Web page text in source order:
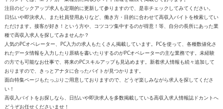
注目のピックアップ求人も定期的に更新して参りますので、是非チェックしてみてください。
日払いや即決求人、また社員登用ありなど、働き方・目的に合わせて高収入バイトを検索してい
ただけます。接客が好き！という方や、コツコツ集中するのが得意！等、自分の長所にあった業
種で高収入求人を探してみませんか？
人気のPCオペレーター、PC入力の求人もたくさん掲載しています。PCを使って、各種数値化さ
れたデータ情報を入力したり原稿を書いたりするのがPCオペレーターの主な業務です。未経験
の方でも可能なお仕事で、将来のPCスキルアップも見込めます。新着求人情報も続々追加して
おりますので、きっとアナタに合ったバイトが見つかります。
面白特集ページもたっぷりご用意しておりますので、どうぞ楽しみながら求人を探してくださ
い！
高収入バイトをお探しなら、日払いや即決求人を多数掲載している高収入求人情報誌ドカントへ
どうぞお任せくださいませ！